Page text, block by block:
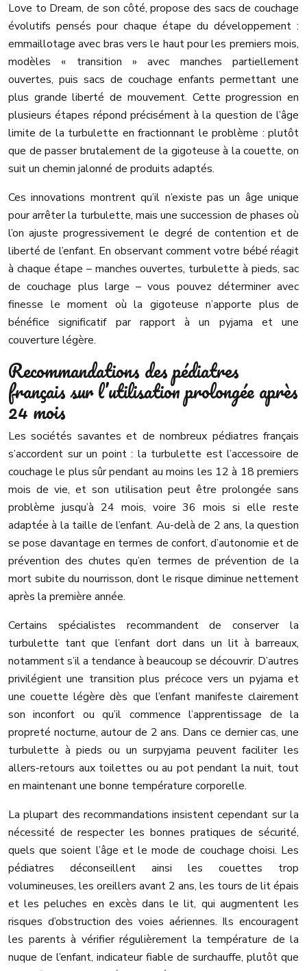
Love to Dream, de son côté, propose des sacs de couchage
évolutifs pensés pour chaque étape du développement :
emmaillotage avec bras vers le haut pour les premiers mois,
modèles « transition » avec manches partiellement
ouvertes, puis sacs de couchage enfants permettant une
plus grande liberté de mouvement. Cette progression en
plusieurs étapes répond précisément à la question de l’âge
limite de la turbulette en fractionnant le problème : plutôt
que de passer brutalement de la gigoteuse à la couette, on
suit un chemin jalonné de produits adaptés.
Ces innovations montrent qu’il n’existe pas un âge unique
pour arrêter la turbulette, mais une succession de phases où
l’on ajuste progressivement le degré de contention et de
liberté de l’enfant. En observant comment votre bébé réagit
à chaque étape – manches ouvertes, turbulette à pieds, sac
de couchage plus large – vous pouvez déterminer avec
finesse le moment où la gigoteuse n’apporte plus de
bénéfice significatif par rapport à un pyjama et une
couverture légère.
Recommandations des pédiatres
français sur l’utilisation prolongée après
24 mois
Les sociétés savantes et de nombreux pédiatres français
s’accordent sur un point : la turbulette est l’accessoire de
couchage le plus sûr pendant au moins les 12 à 18 premiers
mois de vie, et son utilisation peut être prolongée sans
problème jusqu’à 24 mois, voire 36 mois si elle reste
adaptée à la taille de l’enfant. Au-delà de 2 ans, la question
se pose davantage en termes de confort, d’autonomie et de
prévention des chutes qu’en termes de prévention de la
mort subite du nourrisson, dont le risque diminue nettement
après la première année.
Certains spécialistes recommandent de conserver la
turbulette tant que l’enfant dort dans un lit à barreaux,
notamment s’il a tendance à beaucoup se découvrir. D’autres
privilégient une transition plus précoce vers un pyjama et
une couette légère dès que l’enfant manifeste clairement
son inconfort ou qu’il commence l’apprentissage de la
propreté nocturne, autour de 2 ans. Dans ce dernier cas, une
turbulette à pieds ou un surpyjama peuvent faciliter les
allers-retours aux toilettes ou au pot pendant la nuit, tout
en maintenant une bonne température corporelle.
La plupart des recommandations insistent cependant sur la
nécessité de respecter les bonnes pratiques de sécurité,
quels que soient l’âge et le mode de couchage choisi. Les
pédiatres déconseillent ainsi les couettes trop
volumineuses, les oreillers avant 2 ans, les tours de lit épais
et les peluches en excès dans le lit, qui augmentent les
risques d’obstruction des voies aériennes. Ils encouragent
les parents à vérifier régulièrement la température de la
nuque de l’enfant, indicateur fiable de surchauffe, plutôt que